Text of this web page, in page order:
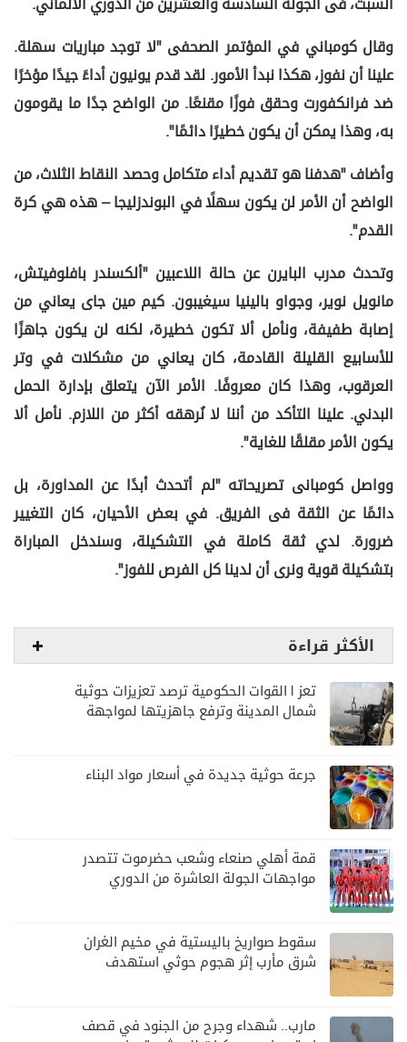
السبت، فى الجولة السادسة والعشرين من الدوري الألماني.
وقال كومباني في المؤتمر الصحفى "لا توجد مباريات سهلة.
علينا أن نفوز، هكذا نبدأ الأمور. لقد قدم يونيون أداءً جيدًا مؤخرًا
ضد فرانكفورت وحقق فوزًا مقنعًا. من الواضح جدًا ما يقومون
به، وهذا يمكن أن يكون خطيرًا دائمًا".
وأضاف "هدفنا هو تقديم أداء متكامل وحصد النقاط الثلاث، من
الواضح أن الأمر لن يكون سهلًا في البوندزليجا – هذه هي كرة
القدم".
وتحدث مدرب البايرن عن حالة اللاعبين "ألكسندر بافلوفيتش،
مانويل نوير، وجواو بالينيا سيغيبون. كيم مين جاى يعاني من
إصابة طفيفة، ونأمل ألا تكون خطيرة، لكنه لن يكون جاهزًا
للأسابيع القليلة القادمة، كان يعاني من مشكلات في وتر
العرقوب، وهذا كان معروفًا. الأمر الآن يتعلق بإدارة الحمل
البدني. علينا التأكد من أننا لا نُرهقه أكثر من اللازم. نأمل ألا
يكون الأمر مقلقًا للغاية".
وواصل كومبانى تصريحاته "لم أتحدث أبدًا عن المداورة، بل
دائمًا عن الثقة فى الفريق. في بعض الأحيان، كان التغيير
ضرورة. لدي ثقة كاملة في التشكيلة، وسندخل المباراة
بتشكيلة قوية ونرى أن لدينا كل الفرص للفوز".
الأكثر قراءة
تعز | القوات الحكومية ترصد تعزيزات حوثية
شمال المدينة وترفع جاهزيتها لمواجهة
جرعة حوثية جديدة في أسعار مواد البناء
قمة أهلي صنعاء وشعب حضرموت تتصدر
مواجهات الجولة العاشرة من الدوري
سقوط صواريخ باليستية في مخيم الغران
شرق مأرب إثر هجوم حوثي استهدف
مارب.. شهداء وجرح من الجنود في قصف